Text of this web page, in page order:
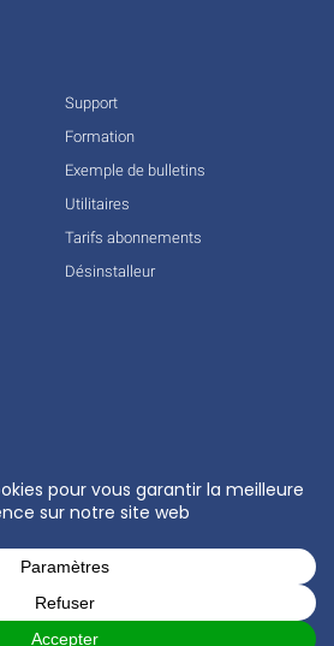
Support
Formation
Exemple de bulletins
Utilitaires
Tarifs abonnements
Désinstalleur
RÉSERVÉS – COGILOG – 3 RUE DES